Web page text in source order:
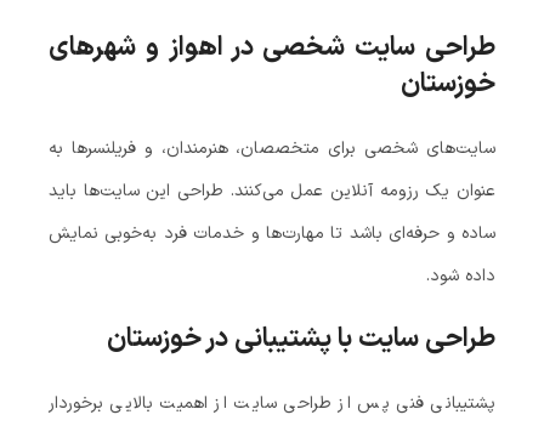
طراحی سایت شخصی در اهواز و شهرهای
خوزستان
سایت‌های شخصی برای متخصصان، هنرمندان، و فریلنسرها به
عنوان یک رزومه آنلاین عمل می‌کنند. طراحی این سایت‌ها باید
ساده و حرفه‌ای باشد تا مهارت‌ها و خدمات فرد به‌خوبی نمایش
داده شود.
طراحی سایت با پشتیبانی در خوزستان
پشتیبانی فنی پس از طراحی سایت از اهمیت بالایی برخوردار